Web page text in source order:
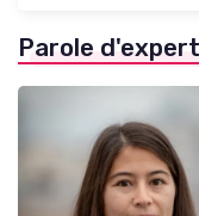
Parole